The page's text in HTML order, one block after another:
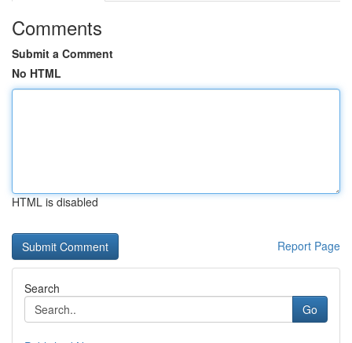
Comments
Submit a Comment
No HTML
HTML is disabled
Report Page
Search
Go